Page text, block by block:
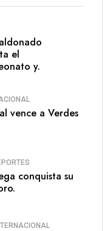
el
y.
vence a Verdes
conquista su